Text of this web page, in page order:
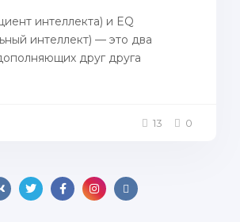
интеллекта) и EQ
интеллект) — это два
друг друга
13 0